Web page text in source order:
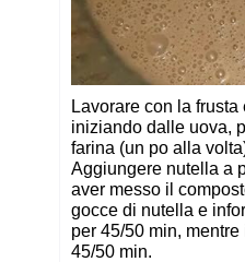
Lavorare con la
iniziando dalle uova,
farina (un po alla
Aggiungere nutella a
aver messo il
gocce di nutella e
per 45/50 min,
45/50 min.